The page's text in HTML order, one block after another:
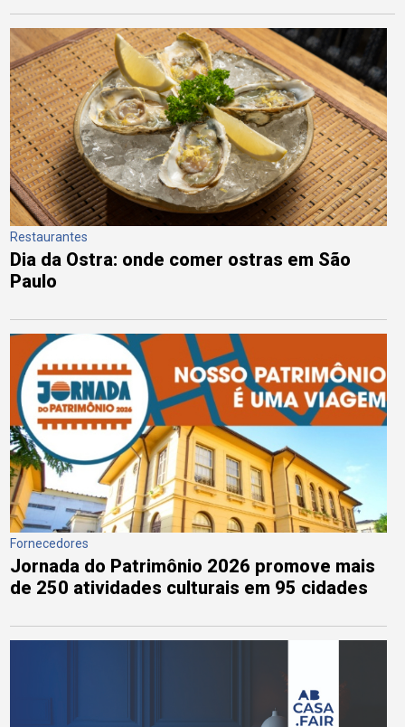
Restaurantes
Dia da Ostra: onde comer ostras em São
Paulo
Fornecedores
Jornada do Patrimônio 2026 promove mais
de 250 atividades culturais em 95 cidades